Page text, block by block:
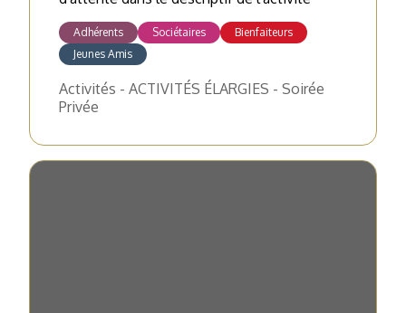
Adhérents Sociétaires
Bienfaiteurs
Jeunes Amis
Activités - ACTIVITÉS ÉLARGIES - Soirée
Privée